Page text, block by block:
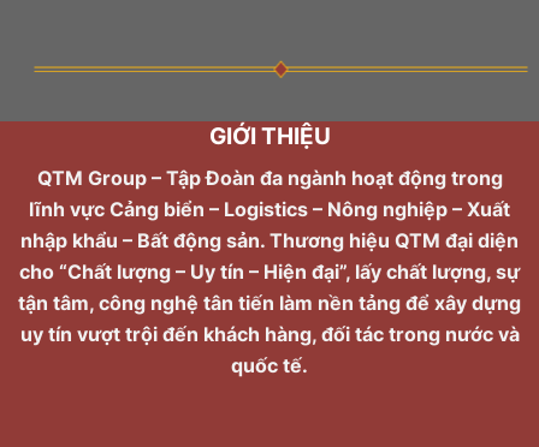
GIỚI THIỆU
QTM Group – Tập Đoàn đa ngành hoạt động trong
lĩnh vực Cảng biển – Logistics – Nông nghiệp – Xuất
nhập khẩu – Bất động sản. Thương hiệu QTM đại diện
cho “Chất lượng – Uy tín – Hiện đại”, lấy chất lượng, sự
tận tâm, công nghệ tân tiến làm nền tảng để xây dựng
uy tín vượt trội đến khách hàng, đối tác trong nước và
quốc tế.